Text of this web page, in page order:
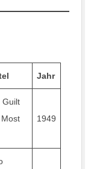
Jahr
Guilt
1949